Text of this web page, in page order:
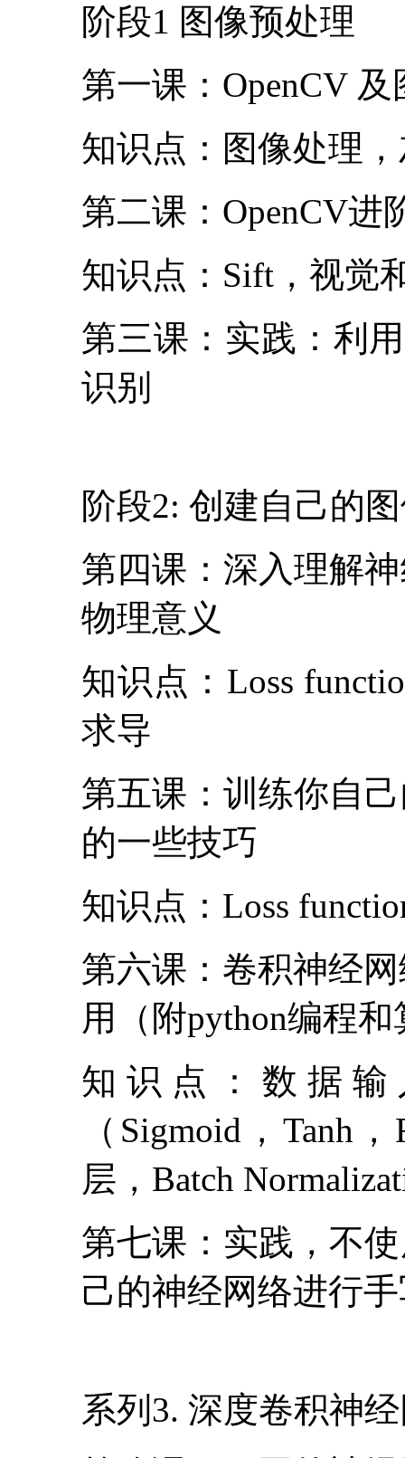
阶段1 图像预处理
第一课：OpenCV
知识点：图像处理
第二课：OpenCV进
知识点：Sift，视觉
第三课：实践：利
识别
阶段2: 创建自己的
第四课：深入理解
物理意义
知识点：Loss
求导
第五课：训练你自
的一些技巧
知识点：Loss
第六课：卷积神经
用（附python编程
知识点：数据
（Sigmoid，Tanh
层，Batch
第七课：实践，不
己的神经网络进行
系列3. 深度卷积神